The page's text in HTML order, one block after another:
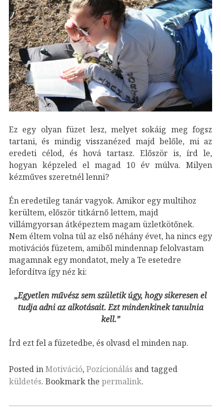
Ez egy olyan füzet lesz, melyet sokáig meg fogsz
tartani, és mindig visszanézed majd belőle, mi az
eredeti célod, és hová tartasz. Először is, írd le,
hogyan képzeled el magad 10 év múlva. Milyen
kézműves szeretnél lenni?
Én eredetileg tanár vagyok. Amikor egy multihoz
kerültem, először titkárnő lettem, majd
villámgyorsan átképeztem magam üzletkötőnek.
Nem éltem volna túl az első néhány évet, ha nincs egy
motivációs füzetem, amiből mindennap felolvastam
magamnak egy mondatot, mely a Te esetedre
lefordítva így néz ki:
„Egyetlen művész sem születik úgy, hogy sikeresen el
tudja adni az alkotásait. Ezt mindenkinek tanulnia
kell.”
Írd ezt fel a füzetedbe, és olvasd el minden nap.
Posted inMotiváció, Pozícionálás and tagged
küldetés. Bookmark the permalink.